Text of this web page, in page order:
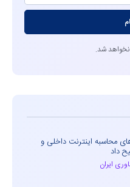
نخواهد شد.
محاسبه اینترنت داخلی و
داد
ایران